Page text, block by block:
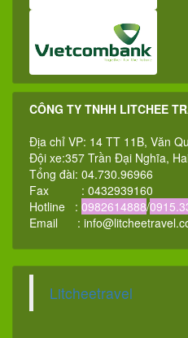
CÔNG TY TNHH LITCHEE
Địa chỉ VP: 14 TT 11B, Văn
Đội xe:357 Trần Đại Nghĩa,
Tổng đài: 04.730.96966
Fax : 0432939160
Hotline : 0982614888/
Email :
Litcheetravel